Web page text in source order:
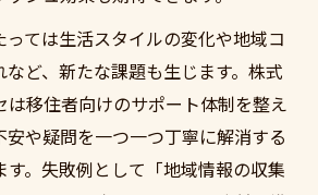
住むより近くて広い小田原に住
ート事例を紹介
住むより近くて広い小田原に住
して新生活を始める
ては生活スタイルの変化や地域コ
など、新たな課題も生じます。株式
は移住者向けのサポート体制を整え
安や疑問を一つ一つ丁寧に解消する
す。失敗例として「地域情報の収集